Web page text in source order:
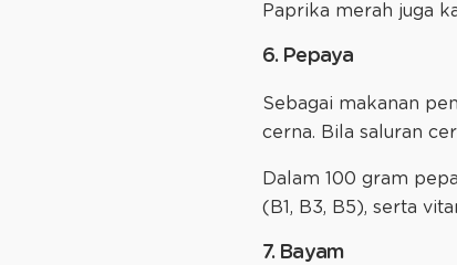
Paprika merah juga
6. Pepaya
Sebagai makanan
cerna. Bila saluran
Dalam 100 gram
(B1, B3, B5), serta
7. Bayam